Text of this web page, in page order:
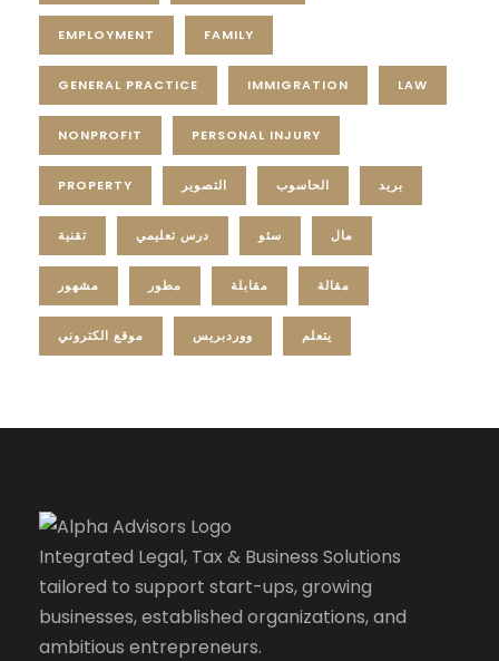
EMPLOYMENT FAMILY
GENERAL PRACTICE IMMIGRATION LAW
NONPROFIT PERSONAL INJURY
PROPERTY التصوير الحاسوب بريد
تقنية درس تعليمي سئو مال
مشهور مطور مقابلة مقالة
موقع الكتروني ووردبريس يتعلم
Integrated Legal, Tax & Business Solutions
tailored to support start-ups, growing
businesses, established organizations, and
ambitious entrepreneurs.